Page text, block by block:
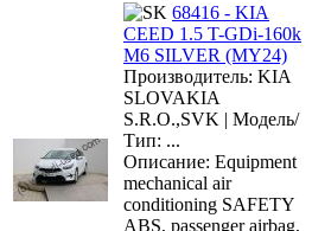
68416 - KIA
CEED 1.5 T-GDi-160k
M6 SILVER (MY24)
Производитель: KIA
SLOVAKIA
S.R.O.,SVK | Модель/
Тип: ...
Описание: Equipment
mechanical air
conditioning SAFETY
ABS, passenger airbag,